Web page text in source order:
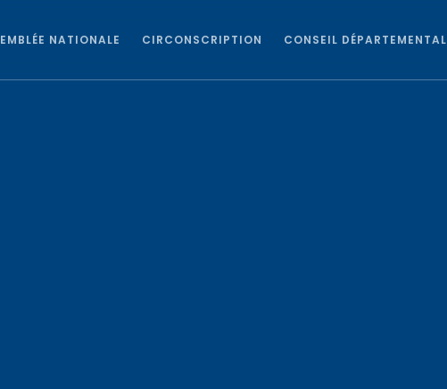
NATIONALE CIRCONSCRIPTION CONSEIL DÉPARTEMENTAL